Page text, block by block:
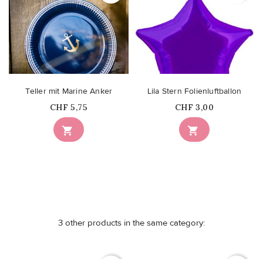

Teller mit Marine Anker
Price
CHF 5,75

Lila Stern Folienluftballon
Price
CHF 3,00
3 other products in the same category: